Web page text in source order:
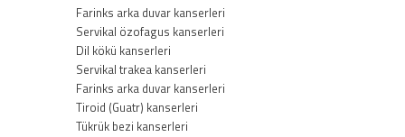
Farinks arka duvar kanserleri
Servikal özofagus kanserleri
Dil kökü kanserleri
Servikal trakea kanserleri
Farinks arka duvar kanserleri
Tiroid (Guatr) kanserleri
Tükrük bezi kanserleri